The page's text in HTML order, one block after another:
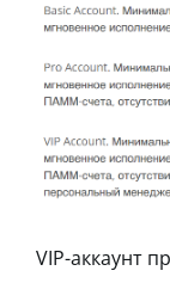
VIP-аккаунт